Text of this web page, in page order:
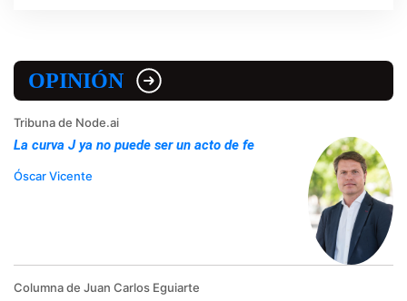
OPINIÓN
Tribuna de Node.ai
La curva J ya no puede ser un acto de fe
Óscar Vicente
Columna de Juan Carlos Eguiarte